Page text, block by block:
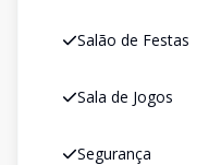
Salão de Festas
Sala de Jogos
Segurança